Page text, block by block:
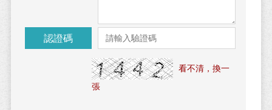
認證碼
看不清，換一
張